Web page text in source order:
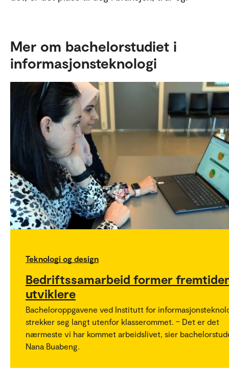
Mer om bachelorstudiet i
informasjonsteknologi
Teknologi og design
Bedriftssamarbeid former
utviklere
Bacheloroppgavene ved Institutt for
strekker seg langt utenfor klasserommet. – Det er det
nærmeste vi har kommet arbeidslivet, sier
Nana Buabeng.